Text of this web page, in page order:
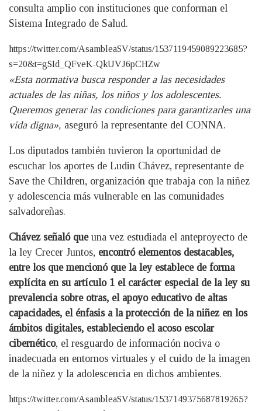
consulta amplio con instituciones que conforman el
Sistema Integrado de Salud.
https://twitter.com/AsambleaSV/status/1537119459089223685?
s=20&t=gSId_QFveK-QkUVJ6pCHZw
«Esta normativa busca responder a las necesidades
actuales de las niñas, los niños y los adolescentes.
Queremos generar las condiciones para garantizarles una
vida digna», aseguró la representante del CONNA.
Los diputados también tuvieron la oportunidad de
escuchar los aportes de Ludin Chávez, representante de
Save the Children, organización que trabaja con la niñez
y adolescencia más vulnerable en las comunidades
salvadoreñas.
Chávez señaló queuna vez estudiada el anteproyecto de
la ley Crecer Juntos, encontró elementos destacables,
entre los que mencionó que la ley establece de forma
explícita en su artículo 1 el carácter especial de la ley su
prevalencia sobre otras, el apoyo educativo de altas
capacidades, el énfasis a la protección de la niñez en los
ámbitos digitales, estableciendo el acoso escolar
cibernético, el resguardo de información nociva o
inadecuada en entornos virtuales y el cuido de la imagen
de la niñez y la adolescencia en dichos ambientes.
https://twitter.com/AsambleaSV/status/1537149375687819265?